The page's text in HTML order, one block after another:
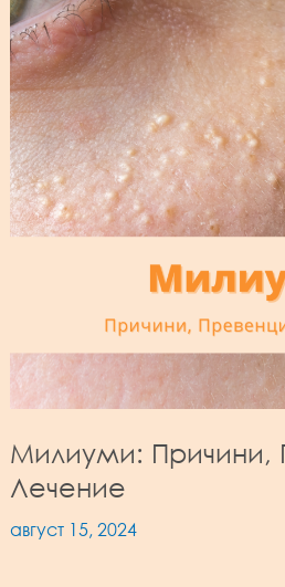
Милиуми: Причини,
Лечение
август 15, 2024